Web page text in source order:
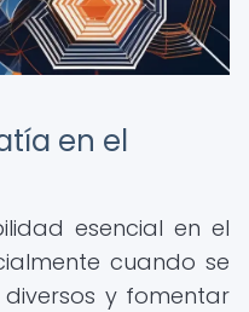
en el
esencial en el
cuando se
y fomentar